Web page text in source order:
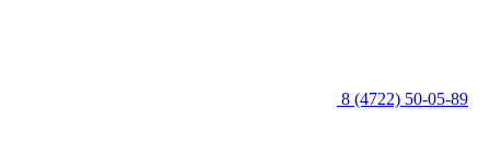
8 (4722) 50-05-89